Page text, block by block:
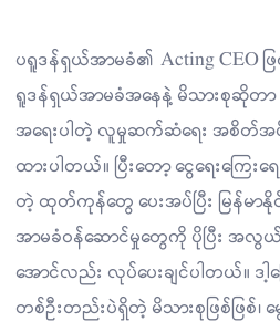
ပရူဒန်ရှယ်အာမခံ၏ Acting CEO ဖ
ရူဒန်ရှယ်အာမခံအနေနဲ့ မိသားစုဆိုတ
အရေးပါတဲ့ လူမှုဆက်ဆံရေး အစိတ်
ထားပါတယ်။ ပြီးတော့ ငွေရေးကြေးရ
တဲ့ ထုတ်ကုန်တွေ ပေးအပ်ပြီး မြန်မ
အာမခံဝန်ဆောင်မှုတွေကို ပိုပြီး
အောင်လည်း လုပ်ပေးချင်ပါတယ်။ ဒ
တစ်ဦးတည်းပဲရှိတဲ့ မိသားစုဖြစ်ဖြစ်၊